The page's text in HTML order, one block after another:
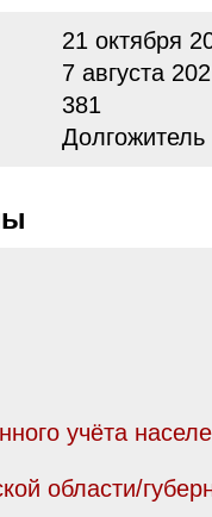
21 октября
7 августа
381
учёта
области/